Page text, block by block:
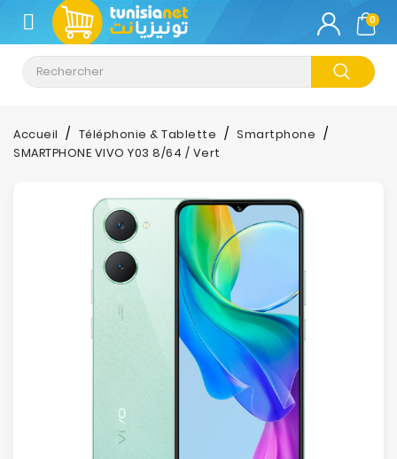
CATÉGORIE
Climatisation
Informatique
Electroménager
0
Accueil Téléphonie & Tablette
Smartphone
SMARTPHONE VIVO Y03 8/64 / Vert